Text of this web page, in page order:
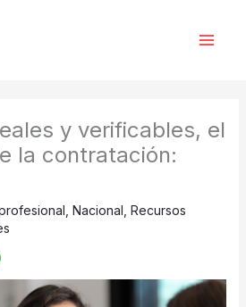
y verificables, el
la contratación:
Nacional Recursos